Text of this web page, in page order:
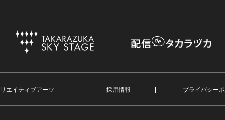
エイティブアーツ 採用情報 プライバシー